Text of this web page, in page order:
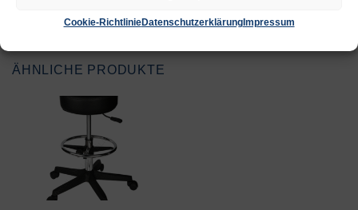
Cookie-RichtlinieDatenschutzerklärungImpressum
ÄHNLICHE PRODUKTE